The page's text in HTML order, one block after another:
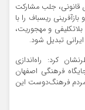
قانونی، جلب مشارکت
ریسباف را با
و مهجوریت،
تبدیل شود.
کرد: راه‌اندازی
فرهنگی اصفهان
مردم فرهنگ‌دوست این